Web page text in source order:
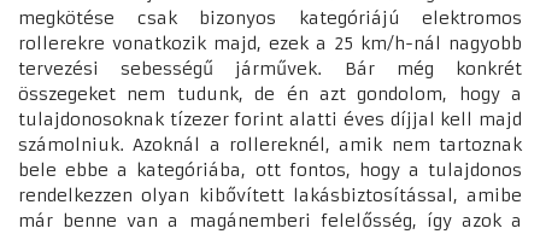
megkötése csak bizonyos kategóriájú elektromos
rollerekre vonatkozik majd, ezek a 25 km/h-nál nagyobb
tervezési sebességű járművek. Bár még konkrét
összegeket nem tudunk, de én azt gondolom, hogy a
tulajdonosoknak tízezer forint alatti éves díjjal kell majd
számolniuk. Azoknál a rollereknél, amik nem tartoznak
bele ebbe a kategóriába, ott fontos, hogy a tulajdonos
rendelkezzen olyan kibővített lakásbiztosítással, amibe
már benne van a magánemberi felelősség, így azok a